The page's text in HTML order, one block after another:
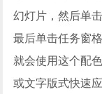
幻灯片，然后单击
最后单击任务窗
就会使用这个配
或文字版式快速